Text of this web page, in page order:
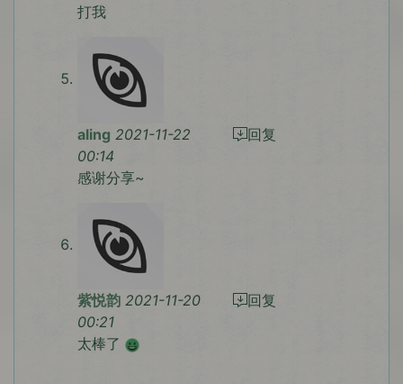
打我
aling 2021-11-22
00:14
感谢分享~
回复
紫悦韵 2021-11-20
00:21
太棒了
回复